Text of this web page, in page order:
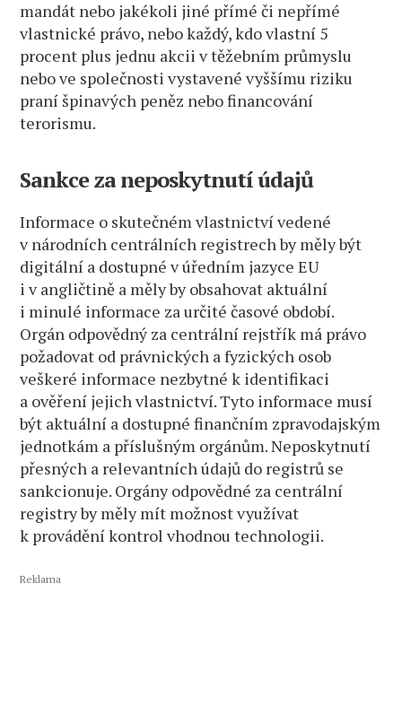
mandát nebo jakékoli jiné přímé či nepřímé
vlastnické právo, nebo každý, kdo vlastní 5
procent plus jednu akcii v těžebním průmyslu
nebo ve společnosti vystavené vyššímu riziku
praní špinavých peněz nebo financování
terorismu.
Sankce za neposkytnutí údajů
Informace o skutečném vlastnictví vedené
v národních centrálních registrech by měly být
digitální a dostupné v úředním jazyce EU
i v angličtině a měly by obsahovat aktuální
i minulé informace za určité časové období.
Orgán odpovědný za centrální rejstřík má právo
požadovat od právnických a fyzických osob
veškeré informace nezbytné k identifikaci
a ověření jejich vlastnictví. Tyto informace musí
být aktuální a dostupné finančním zpravodajským
jednotkám a příslušným orgánům. Neposkytnutí
přesných a relevantních údajů do registrů se
sankcionuje. Orgány odpovědné za centrální
registry by měly mít možnost využívat
k provádění kontrol vhodnou technologii.
Reklama